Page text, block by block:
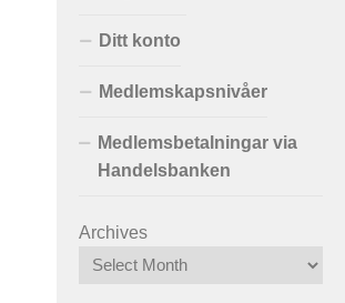
Ditt konto
Medlemskapsnivåer
Medlemsbetalningar via
Handelsbanken
Archives